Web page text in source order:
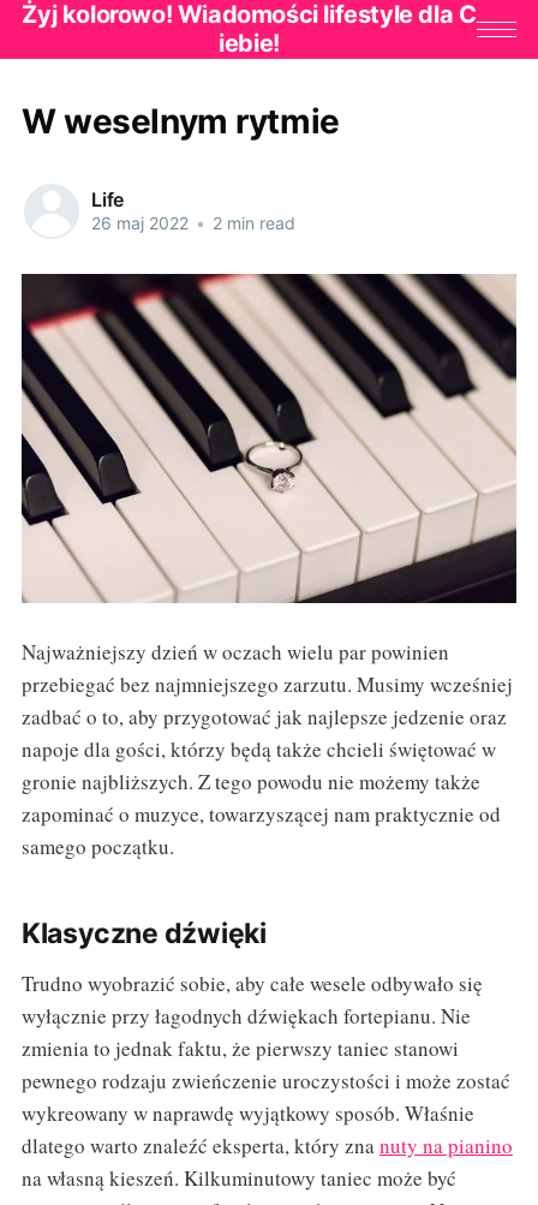
Żyj kolorowo! Wiadomości lifestyle dla C
iebie!
W weselnym rytmie
Life
26 maj 2022 • 2 min read
Najważniejszy dzień w oczach wielu par powinien
przebiegać bez najmniejszego zarzutu. Musimy wcześniej
zadbać o to, aby przygotować jak najlepsze jedzenie oraz
napoje dla gości, którzy będą także chcieli świętować w
gronie najbliższych. Z tego powodu nie możemy także
zapominać o muzyce, towarzyszącej nam praktycznie od
samego początku.
Klasyczne dźwięki
Trudno wyobrazić sobie, aby całe wesele odbywało się
wyłącznie przy łagodnych dźwiękach fortepianu. Nie
zmienia to jednak faktu, że pierwszy taniec stanowi
pewnego rodzaju zwieńczenie uroczystości i może zostać
wykreowany w naprawdę wyjątkowy sposób. Właśnie
dlatego warto znaleźć eksperta, który znanuty na pianino
na własną kieszeń. Kilkuminutowy taniec może być